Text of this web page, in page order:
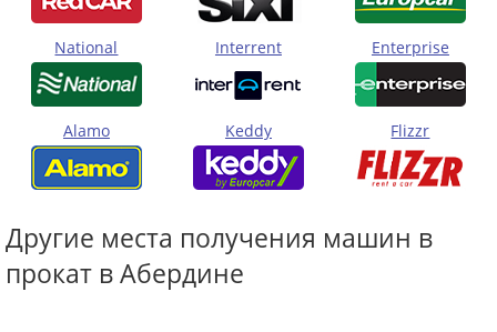
National Interrent Enterprise
Alamo Keddy Flizzr
Другие места получения машин в
прокат в Абердине